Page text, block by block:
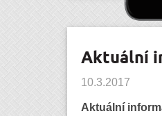
Aktuální
10.3.2017
Aktuální